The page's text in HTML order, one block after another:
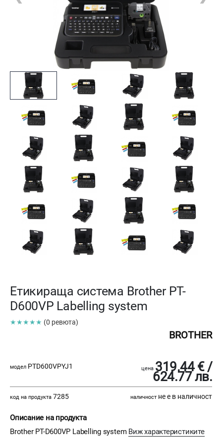
Етикираща система Brother PT-
D600VP Labelling system
★★★★★ (0 ревюта)
BROTHER
модел PTD600VPYJ1 цена 319.44 € /
624.77 лв.
код на продукта 7285 наличност не е в наличност
Описание на продукта
Brother PT-D600VP Labelling system Виж характеристиките